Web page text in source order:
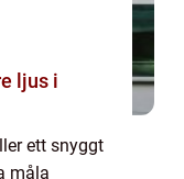
ljus i
ett snyggt
måla